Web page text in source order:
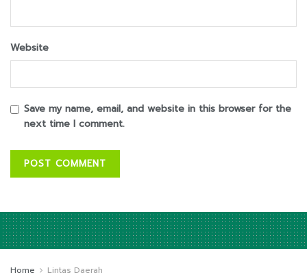
Website
Save my name, email, and website in this browser for the
next time I comment.
Home Lintas Daerah